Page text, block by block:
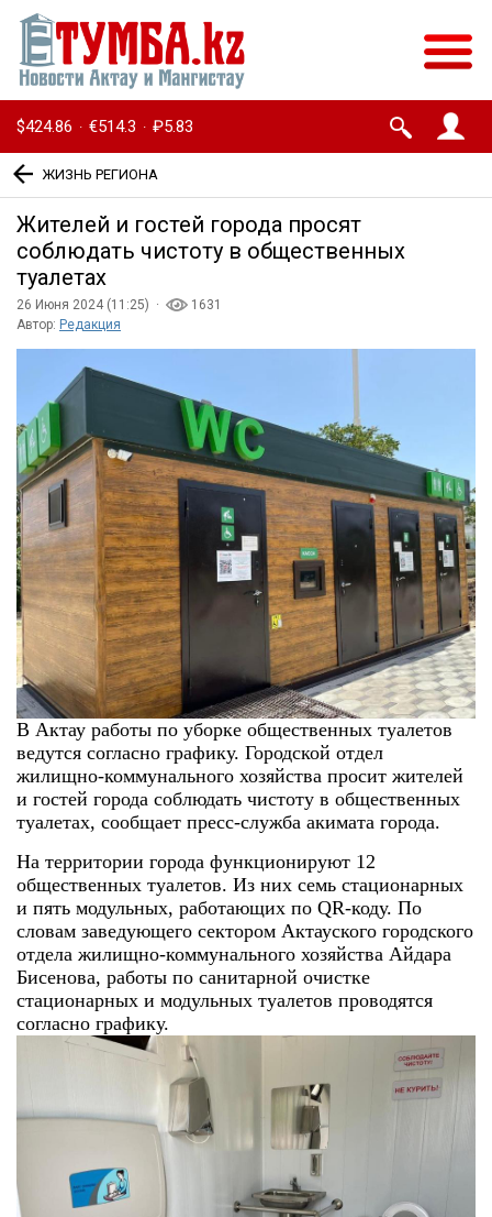
$424.86 · €514.3 · ₽5.83
ЖИЗНЬ РЕГИОНА
Жителей и гостей города просят
соблюдать чистоту в общественных
туалетах
26 Июня 2024 (11:25) ·
1631
Автор: Редакция
В Актау работы по уборке общественных туалетов
ведутся согласно графику. Городской отдел
жилищно-коммунального хозяйства просит жителей
и гостей города соблюдать чистоту в общественных
туалетах, сообщает пресс-служба акимата города.
На территории города функционируют 12
общественных туалетов. Из них семь стационарных
и пять модульных, работающих по QR-коду. По
словам заведующего сектором Актауского городского
отдела жилищно-коммунального хозяйства Айдара
Бисенова, работы по санитарной очистке
стационарных и модульных туалетов проводятся
согласно графику.